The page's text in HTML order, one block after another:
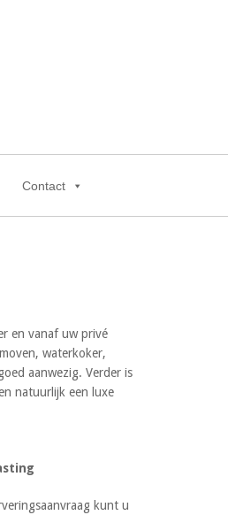
Contact
en vanaf uw privé
waterkoker,
aanwezig. Verder is
natuurlijk een luxe
kunt u